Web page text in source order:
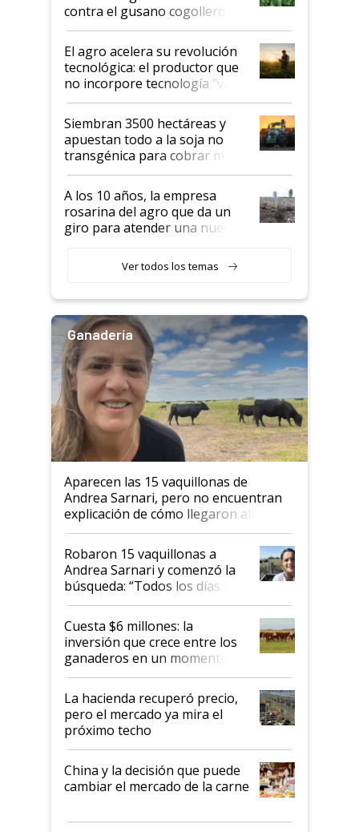
contra el gusano cogollero? El
desafío de una tecnología clave
El agro acelera su revolución
tecnológica: el productor que
no incorpore tecnología "va a
perder el tren"
Siembran 3500 hectáreas y
apuestan todo a la soja no
transgénica para cobrar más
por tonelada: compraron un
semillero
A los 10 años, la empresa
rosarina del agro que da un
giro para atender una nueva
Ver todos los temas
Ganadería
Aparecen las 15 vaquillonas de
Andrea Sarnari, pero no encuentran
explicación de cómo llegaron allí
Robaron 15 vaquillonas a
Andrea Sarnari y comenzó la
búsqueda: “Todos los días le
toca a algún productor”
Cuesta $6 millones: la
inversión que crece entre los
ganaderos en un momento
histórico para la actividad
La hacienda recuperó precio,
pero el mercado ya mira el
próximo techo
China y la decisión que puede
cambiar el mercado de la carne